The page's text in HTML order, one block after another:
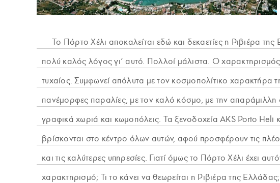
Το Πόρτο Χέλι αποκαλείται εδώ και δεκαετίες η Ριβιέρα
πολύ καλός λόγος γι’ αυτό. Πολλοί μάλιστα. Ο χαρακτηρισμός
τυχαίος. Συμφωνεί απόλυτα με τον κοσμοπολίτικο χαρακτήρα
πανέμορφες παραλίες, με τον καλό κόσμο, με την απαράμιλλη
γραφικά χωριά και κωμοπόλεις. Τα ξενοδοχεία AKS Porto Heli
βρίσκονται στο κέντρο όλων αυτών, αφού προσφέρουν τις
και τις καλύτερες υπηρεσίες. Γιατί όμως το Πόρτο Χέλι έχει
χαρακτηρισμό; Τι το κάνει να θεωρείται η Ριβιέρα της